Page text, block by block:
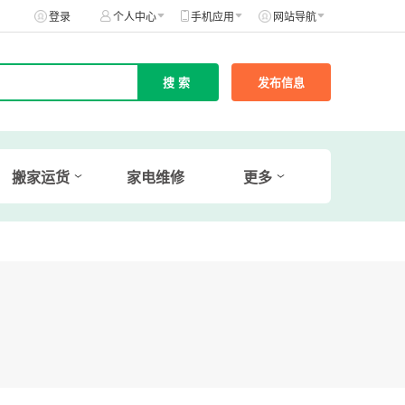
登录 个人中心 手机应用 网站导航
发布信息
搬家运货 家电维修 更多